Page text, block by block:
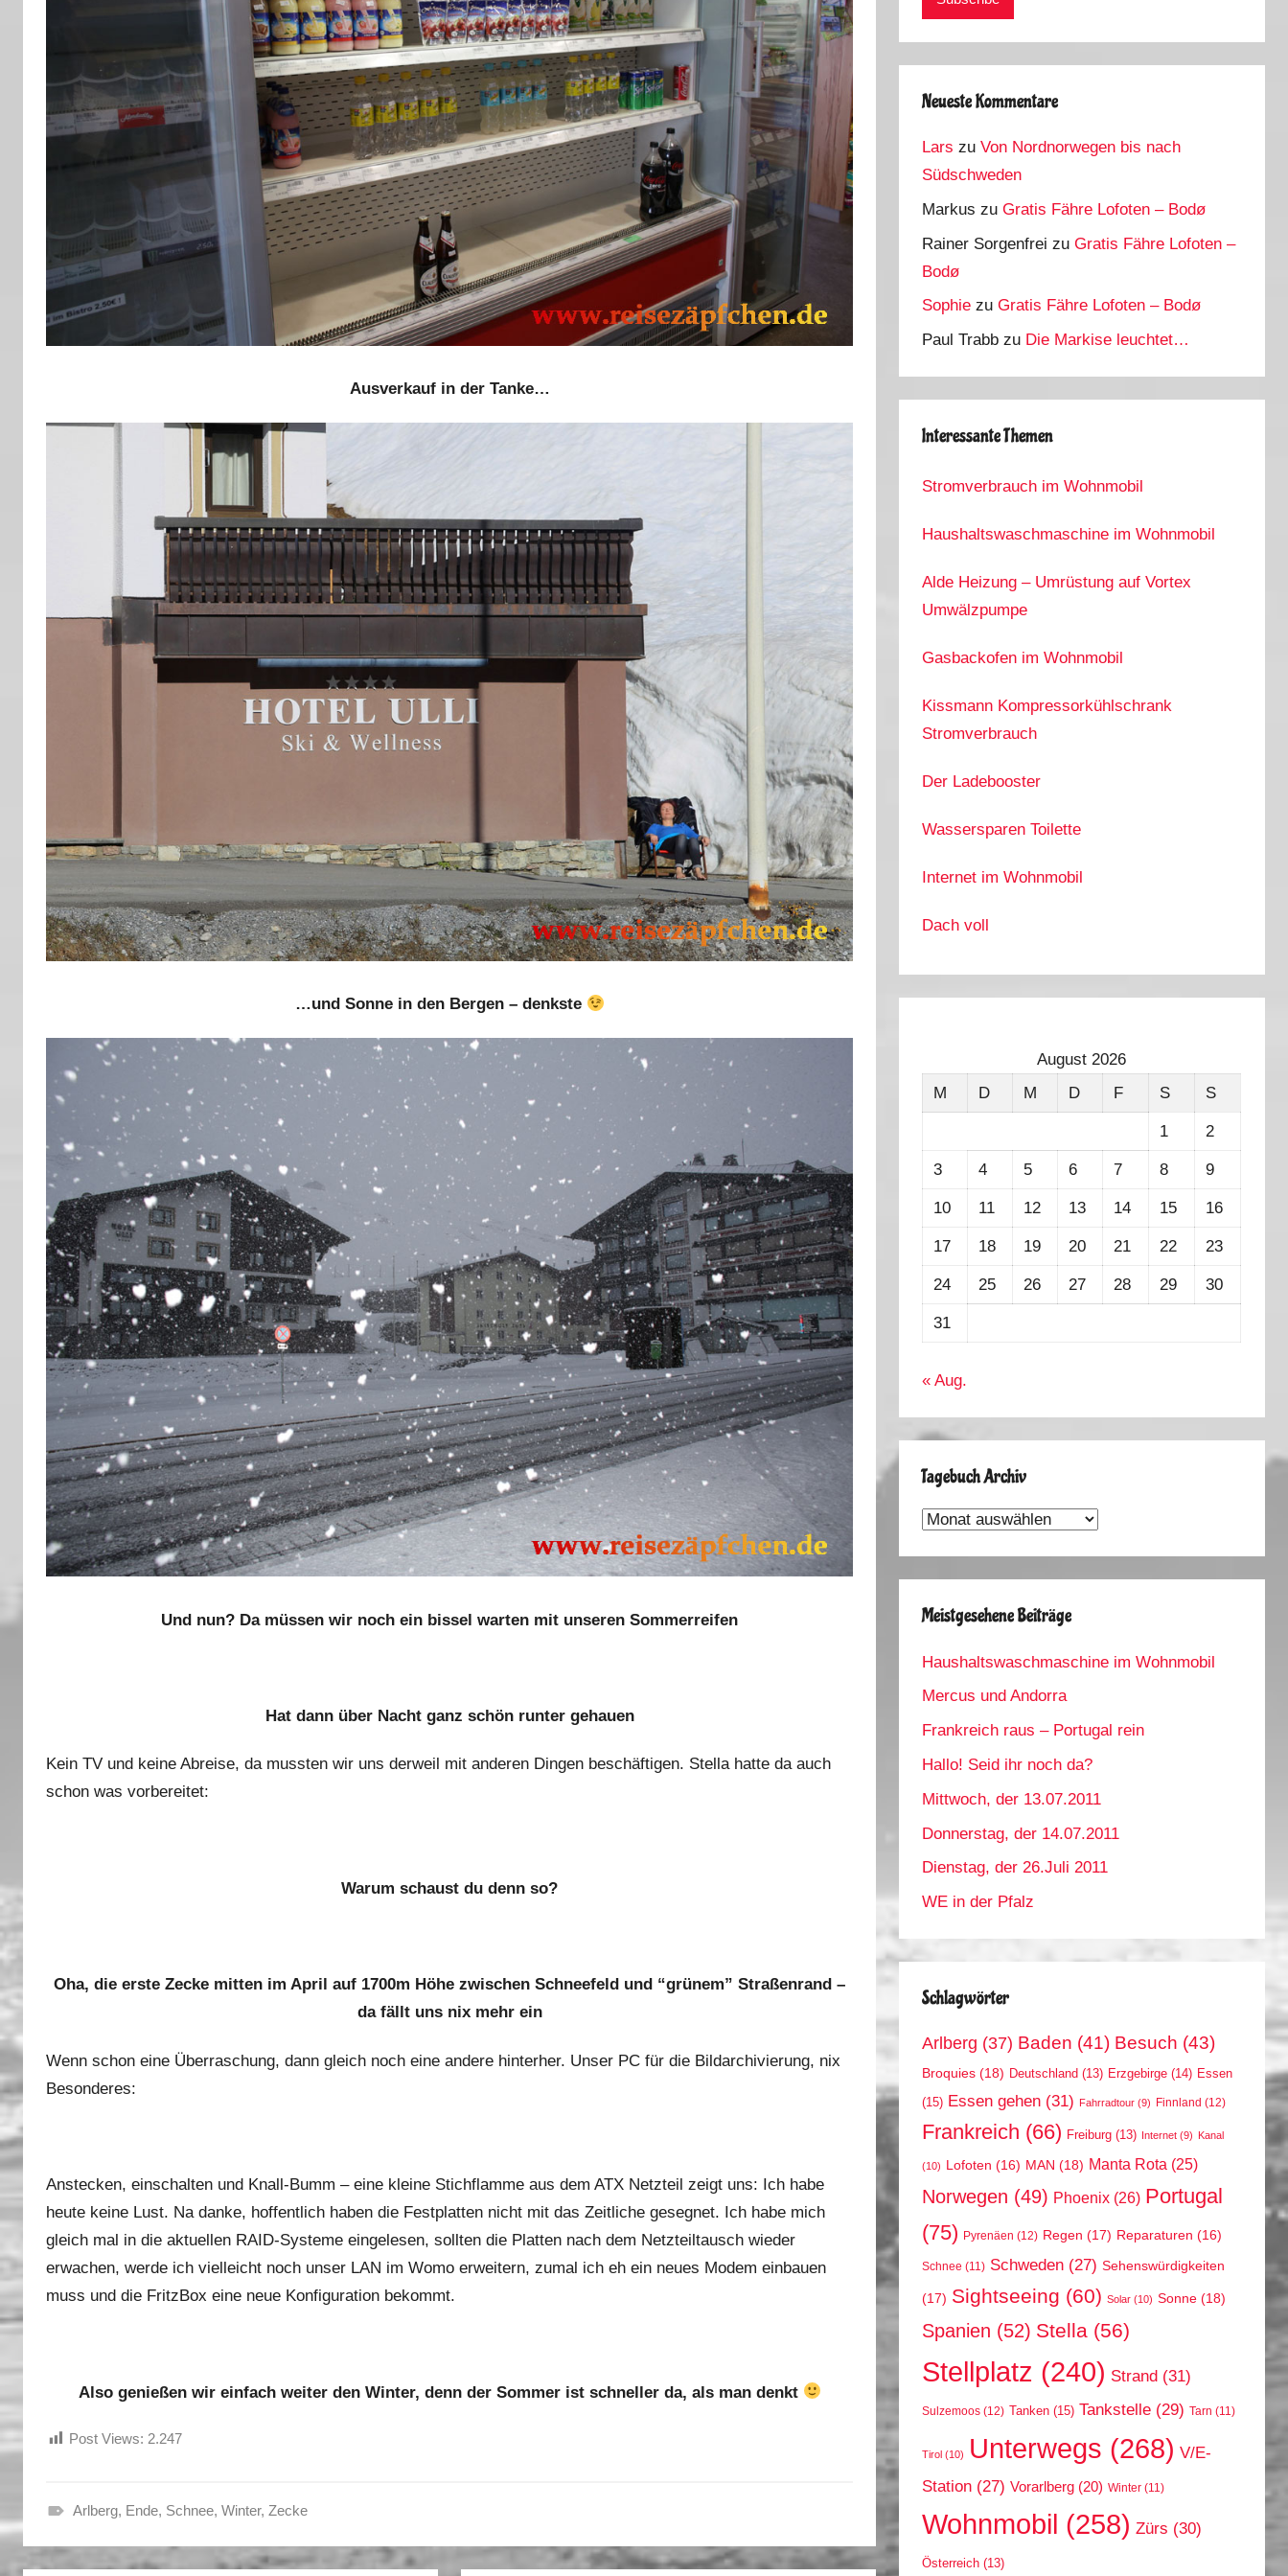
Ausverkauf in der Tanke…
…und Sonne in den Bergen – denkste
Und nun? Da müssen wir noch ein bissel warten mit unseren Sommerreifen
Hat dann über Nacht ganz schön runter gehauen
Kein TV und keine Abreise, da mussten wir uns derweil mit anderen Dingen beschäftigen. Stella hatte da auch
schon was vorbereitet:
Warum schaust du denn so?
Oha, die erste Zecke mitten im April auf 1700m Höhe zwischen Schneefeld und “grünem” Straßenrand –
da fällt uns nix mehr ein
Wenn schon eine Überraschung, dann gleich noch eine andere hinterher. Unser PC für die Bildarchivierung, nix
Besonderes:
Anstecken, einschalten und Knall-Bumm – eine kleine Stichflamme aus dem ATX Netzteil zeigt uns: Ich habe
heute keine Lust. Na danke, hoffentlich haben die Festplatten nicht mit das Zeitliche gesegnet. Ich habe mich
gleich mal in die aktuellen RAID-Systeme eingelesen, sollten die Platten nach dem Netzteiltausch wieder
erwachen, werde ich vielleicht noch unser LAN im Womo erweitern, zumal ich eh ein neues Modem einbauen
muss und die FritzBox eine neue Konfiguration bekommt.
Also genießen wir einfach weiter den Winter, denn der Sommer ist schneller da, als man denkt
Post Views: 2.247
Arlberg, Ende, Schnee, Winter, Zecke
Neueste Kommentare
Lars zuVon Nordnorwegen bis nach
Südschweden
Markus zuGratis Fähre Lofoten – Bodø
Rainer Sorgenfrei zuGratis Fähre Lofoten –
Bodø
Sophie zuGratis Fähre Lofoten – Bodø
Paul Trabb zu Die Markise leuchtet…
Interessante Themen
Stromverbrauch im Wohnmobil
Haushaltswaschmaschine im Wohnmobil
Alde Heizung – Umrüstung auf Vortex
Umwälzpumpe
Gasbackofen im Wohnmobil
Kissmann Kompressorkühlschrank
Stromverbrauch
Der Ladebooster
Wassersparen Toilette
Internet im Wohnmobil
Dach voll
August 2026
M
D M D F S S
1 2
3 4 5 6 7 8 9
10 11 12 13 14 15 16
17 18 19 20 21 22 23
24 25 26 27 28 29 30
31
« Aug.
Tagebuch Archiv
Tagebuch
Meistgesehene Beiträge
Haushaltswaschmaschine im Wohnmobil
Mercus und Andorra
Frankreich raus – Portugal rein
Hallo! Seid ihr noch da?
Mittwoch, der 13.07.2011
Donnerstag, der 14.07.2011
Dienstag, der 26.Juli 2011
WE in der Pfalz
Schlagwörter
Arlberg (37) Baden (41) Besuch (43)
Broquies (18) Deutschland (13) Erzgebirge (14) Essen
(15) Essen gehen (31) Fahrradtour (9) Finnland (12)
Frankreich (66) Freiburg (13) Internet (9) Kanal
(10) Lofoten (16) MAN (18) Manta Rota (25)
Norwegen (49) Phoenix (26) Portugal
(75) Pyrenäen (12) Regen (17) Reparaturen (16)
Schnee (11) Schweden (27) Sehenswürdigkeiten
(17) Sightseeing (60) Solar (10) Sonne (18)
Spanien (52) Stella (56)
Stellplatz (240) Strand (31)
Sulzemoos (12) Tanken (15) Tankstelle (29) Tarn (11)
Tirol (10) Unterwegs (268) V/E-
Station (27) Vorarlberg (20) Winter (11)
Wohnmobil (258) Zürs (30)
Österreich (13)